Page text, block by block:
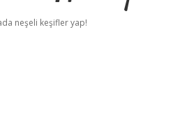
neşeli keşifler yap!